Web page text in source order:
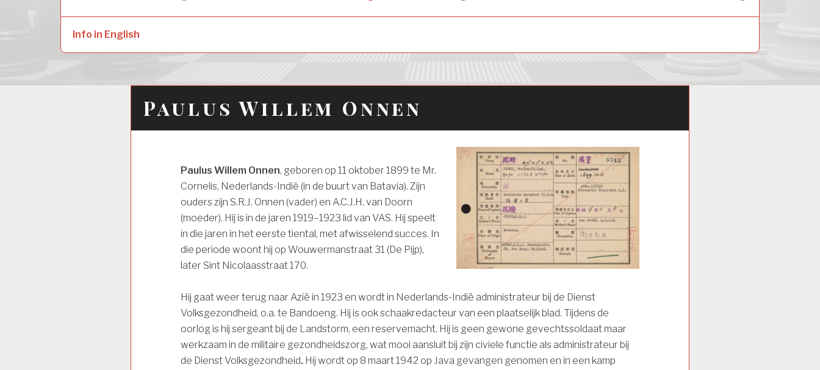
menu
menu
menu
Info in English
Paulus Willem Onnen
Paulus Willem Onnen, geboren op 11 oktober 1899 te Mr.
Cornelis, Nederlands-Indië (in de buurt van Batavia). Zijn
ouders zijn S.R.J. Onnen (vader) en A.C.J.H. van Doorn
(moeder). Hij is in de jaren 1919–1923 lid van VAS. Hij speelt
in die jaren in het eerste tiental, met afwisselend succes. In
die periode woont hij op Wouwermanstraat 31 (De Pijp),
later Sint Nicolaasstraat 170.
Hij gaat weer terug naar Azië in 1923 en wordt in Nederlands-Indië administrateur bij de Dienst
Volksgezondheid, o.a. te Bandoeng. Hij is ook schaakredacteur van een plaatselijk blad. Tijdens de
oorlog is hij sergeant bij de Landstorm, een reservemacht. Hij is geen gewone gevechtssoldaat maar
werkzaam in de militaire gezondheidszorg, wat mooi aansluit bij zijn civiele functie als administrateur bij
de Dienst Volksgezondheid. Hij wordt op 8 maart 1942 op Java gevangen genomen en in een kamp